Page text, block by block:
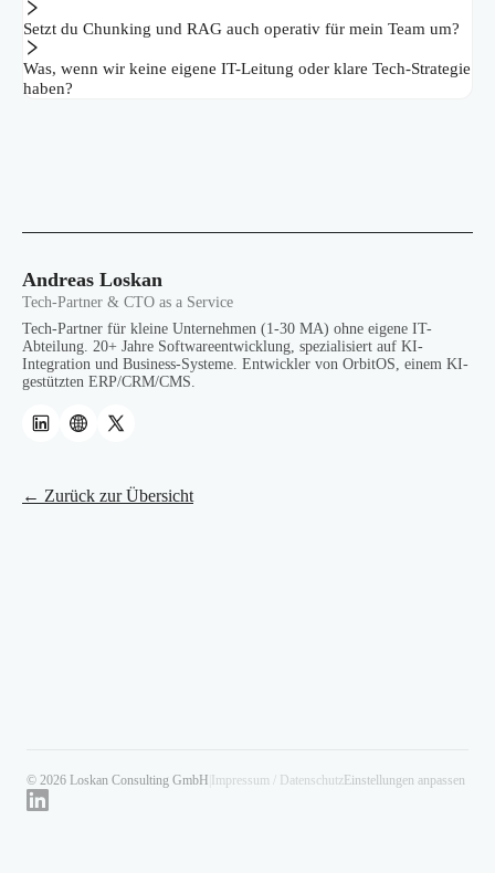
Setzt du Chunking und RAG auch operativ für mein Team um?
Was, wenn wir keine eigene IT-Leitung oder klare Tech-Strategie
haben?
Andreas Loskan
Tech-Partner & CTO as a Service
Tech-Partner für kleine Unternehmen (1-30 MA) ohne eigene IT-
Abteilung. 20+ Jahre Softwareentwicklung, spezialisiert auf KI-
Integration und Business-Systeme. Entwickler von OrbitOS, einem KI-
gestützten ERP/CRM/CMS.
← Zurück zur Übersicht
© 2026 Loskan Consulting GmbH Impressum / Datenschutz Einstellungen anpassen